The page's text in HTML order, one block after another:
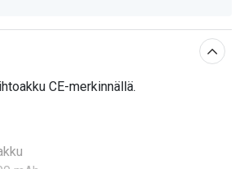
CE-merkinnällä.